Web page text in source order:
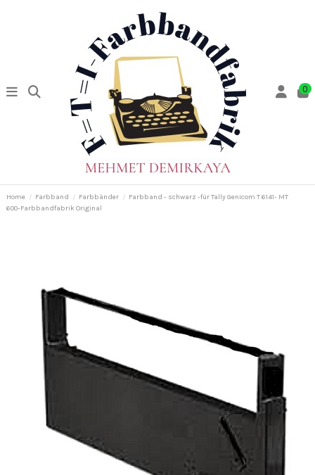
0
Home Farbband Farbbänder
Farbband - schwarz -für Tally Genicom T 6141- MT
600-Farbbandfabrik Original